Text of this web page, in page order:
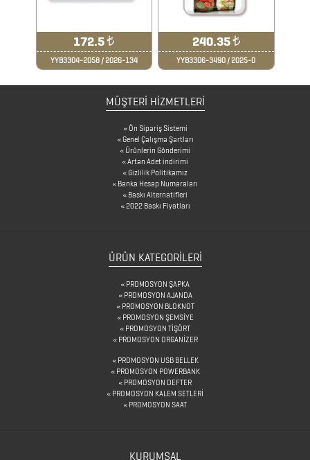
ÇAKMAKLAR
172.5₺
YYB3304-2058 / 2026-134
240.35₺
YYB3306-3490 / 2025-0
MÜŞTERİ HİZMETLERİ
Ön Sipariş Sistemi
Genel Çalışma Şartları
Ürünlerin Gönderimi
Artan Adet indirimi
Gizlilik Politikamız
Banka Hesap Numaraları
Baskı Alternatifleri
2022 Baskı Fiyatları
ÜRÜN KATEGORILERI
PROMOSYON ŞAPKA
PROMOSYON AJANDA
PROMOSYON BLOKNOT
PROMOSYON ŞEMSİYE
PROMOSYON TİŞÖRT
PROMOSYON ORGANİZER
PROMOSYON USB BELLEK
PROMOSYON POWERBANK
PROMOSYON DEFTER
PROMOSYON KALEM SETLERİ
PROMOSYON SAAT
KURUMSAL